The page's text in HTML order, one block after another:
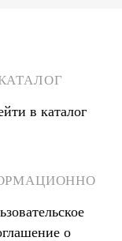
в каталог
о